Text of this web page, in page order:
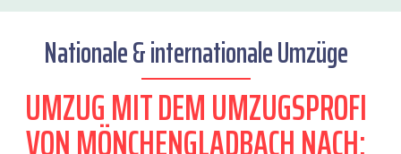
Nationale & internationale Umzüge
UMZUG MIT DEM UMZUGSPROFI